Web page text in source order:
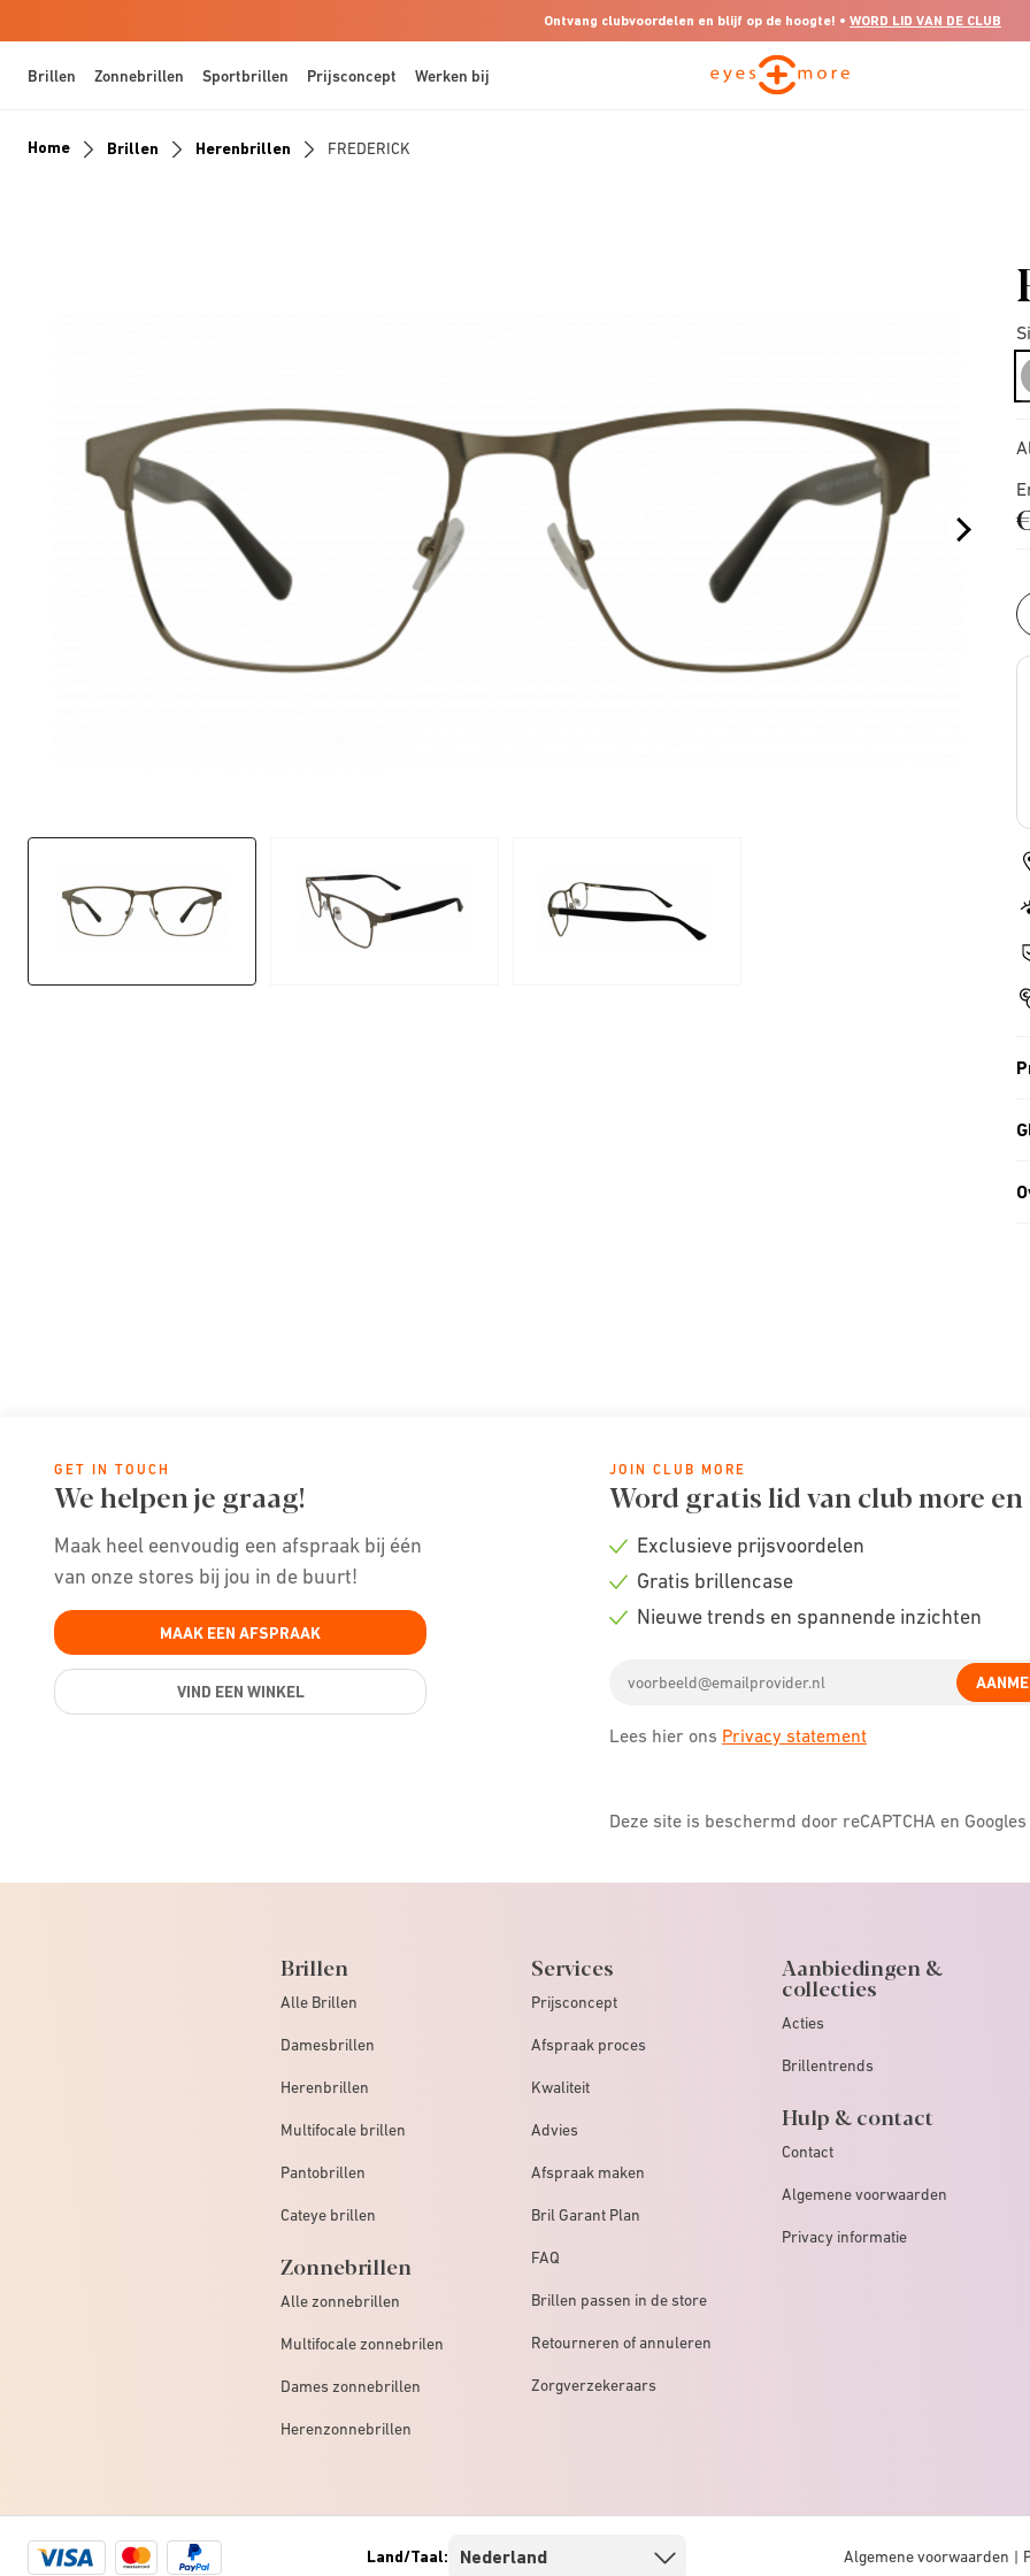
Ontvang clubvoordelen en blijf op de hoogte! • WORD LID VAN DE CLUB
Brillen Zonnebrillen Sportbrillen Prijsconcept Werken bij
Home Brillen Herenbrillen FREDERICK
GET IN TOUCH
We helpen je graag!
Maak heel eenvoudig een afspraak bij één
van onze stores bij jou in de buurt!
MAAK EEN AFSPRAAK
VIND EEN WINKEL
JOIN CLUB MORE
Word gratis lid van club more
Check
Exclusieve prijsvoordelen
Check
Gratis brillencase
Nieuwe trends en spannende inzichten
address
Lees hier ons Privacy statement
Deze site is beschermd door reCAPTCHA en Googles
Brillen
Alle Brillen
Damesbrillen
Herenbrillen
Multifocale brillen
Pantobrillen
Cateye brillen
Zonnebrillen
Alle zonnebrillen
Multifocale zonnebrilen
Dames zonnebrillen
Herenzonnebrillen
Services
Prijsconcept
Afspraak proces
Kwaliteit
Advies
Afspraak maken
Bril Garant Plan
FAQ
Brillen passen in de store
Retourneren of annuleren
Zorgverzekeraars
Aanbiedingen &
collecties
Acties
Brillentrends
Hulp & contact
Contact
Algemene voorwaarden
Privacy informatie
Visa
Mastercard
Paypal Land/Taal: Algemene voorwaarden